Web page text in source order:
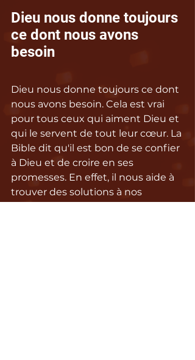
Dieu nous donne toujours
ce dont nous avons
besoin
Dieu nous donne toujours ce dont
nous avons besoin. Cela est vrai
pour tous ceux qui aiment Dieu et
qui le servent de tout leur cœur. La
Bible dit qu'il est bon de se confier
à Dieu et de croire en ses
promesses. En effet, il nous aide à
trouver des solutions à nos